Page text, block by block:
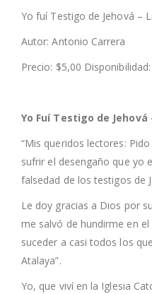
Yo fuí Testigo de Jehová –
Autor: Antonio Carrera
Precio: $5,00
Yo Fuí Testigo de
“Mis queridos lectores:
sufrir el desengaño que yo
falsedad de los testigos de
Le doy gracias a Dios por
me salvó de hundirme en
suceder a casi todos los
Atalaya”.
Yo, que viví en la Iglesia